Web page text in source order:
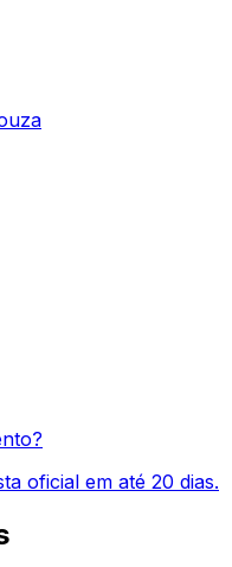
oficial em até 20 dias.